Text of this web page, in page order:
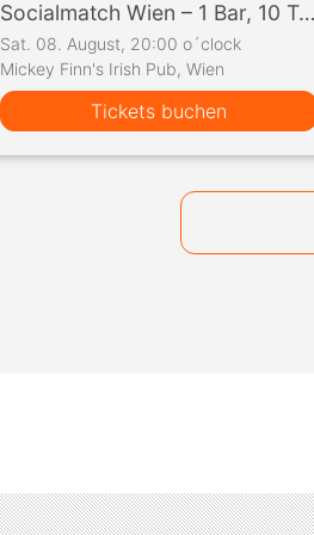
Socialmatch Wien – 1 Bar, 10
Sat. 08. August, 20:00 o´clock
Mickey Finn's Irish Pub, Wien
Tickets buchen